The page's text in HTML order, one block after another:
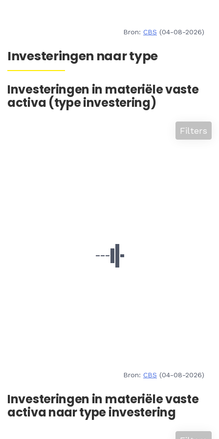
Bron: CBS (04-08-2026)
Investeringen naar type
Investeringen in materiële vaste
activa (type investering)
Filters
Bron: CBS (04-08-2026)
Investeringen in materiële vaste
activa naar type investering